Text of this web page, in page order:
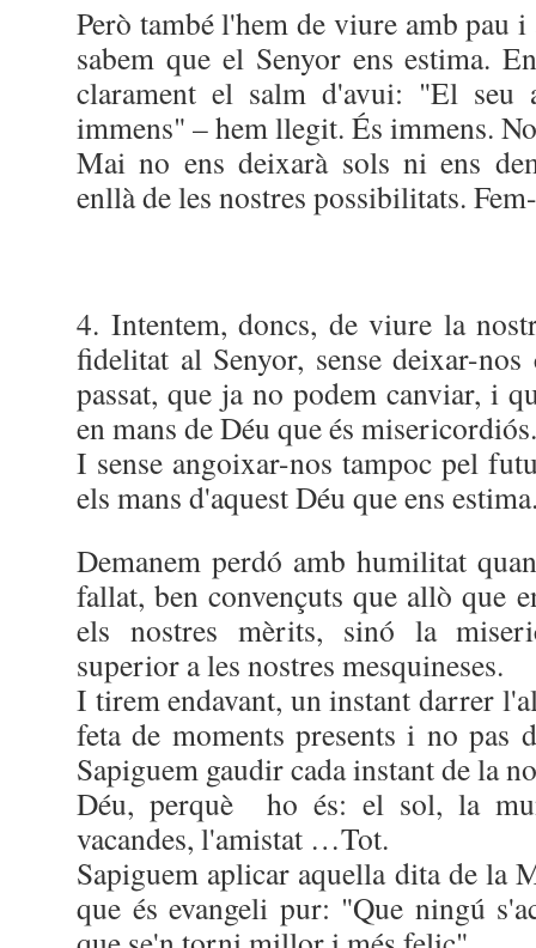
Però també l'hem de viure amb pau i
sabem que el Senyor ens estima.
clarament el salm d'avui: "El seu
immens" – hem llegit. És immens.
Mai no ens deixarà sols ni ens
enllà de les nostres possibilitats.
4. Intentem, doncs, de viure la
fidelitat al Senyor, sense deixar-
passat, que ja no podem canviar, i
en mans de Déu que és misericordiós.
I sense angoixar-nos tampoc pel
els mans d'aquest Déu que ens
Demanem perdó amb humilitat
fallat, ben convençuts que allò que
els nostres mèrits, sinó la
superior a les nostres mesquineses.
I tirem endavant, un instant darrer
feta de moments presents i no pas
Sapiguem gaudir cada instant de la
Déu, perquè ho és: el sol, la
vacandes, l'amistat …Tot.
Sapiguem aplicar aquella dita de la
que és evangeli pur: "Que ningú